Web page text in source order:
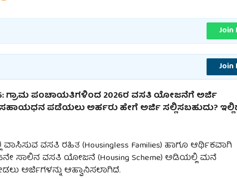
Join
Join
ಗ್ರಾಮ ಪಂಚಾಯತಿಗಳಿಂದ 2026ರ ವಸತಿ ಯೋಜನೆಗೆ ಅರ್ಜಿ
ಪಡೆಯಲು ಅರ್ಹರು ಹೇಗೆ ಅರ್ಜಿ ಸಲ್ಲಿಸಬಹುದು?
ವಸತಿ ರಹಿತ (Housingless Families) ಹಾಗೂ ಆರ್ಥಿಕವಾಗಿ
ಸಾಲಿನ ವಸತಿ ಯೋಜನೆ (Housing Scheme) ಅಡಿಯಲ್ಲಿ ಮನೆ
ಅರ್ಜಿಗಳನ್ನು ಆಹ್ವಾನಿಸಲಾಗಿದೆ.